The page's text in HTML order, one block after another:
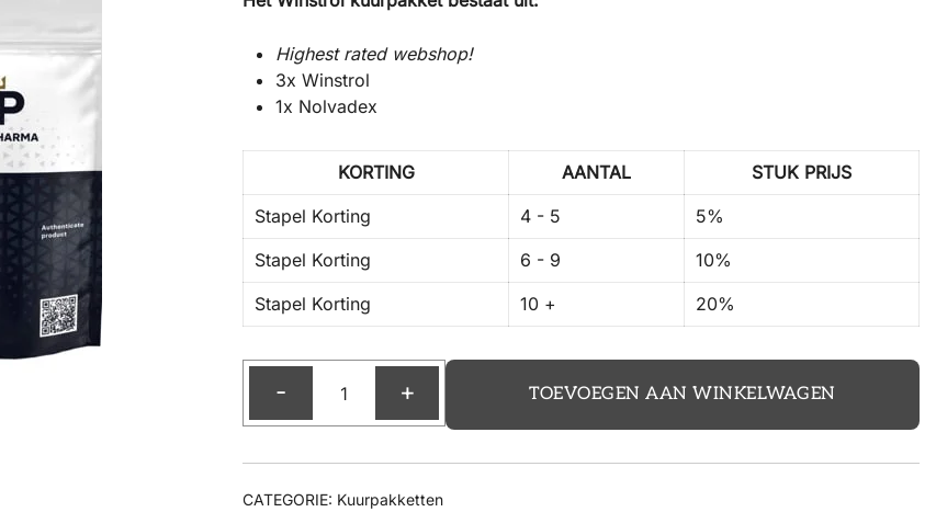
Highest rated webshop!
3x Winstrol
1x Nolvadex
KORTING AANTAL
STUK PRIJS
Stapel Korting
4 - 5
5%
Stapel Korting
6 - 9
10%
Stapel Korting
10 + 20%
- + TOEVOEGEN AAN WINKELWAGEN
CATEGORIE: Kuurpakketten